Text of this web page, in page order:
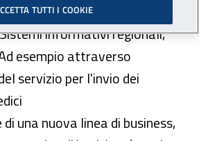
progetti di cooperazione con
informativi regionali,
esempio attraverso
servizio per l'invio dei
una nuova linea di business,
TUTTI I COOKIE